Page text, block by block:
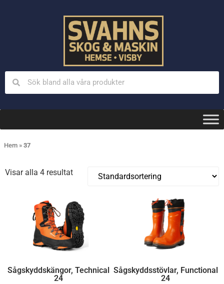
Hem » 37
Visar alla 4 resultat
Sågskyddskängor, Technical
24
Sågskyddsstövlar, Functional
24